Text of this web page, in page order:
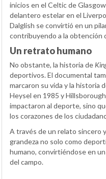
inicios en el Celtic de
delantero estelar en el
Dalglish se convirtió en un
contribuyendo a la obtención
Un retrato humano
No obstante, la historia de
deportivos. El documental
marcaron su vida y la historia
Heysel en 1985 y
impactaron al deporte, sino
los corazones de los
A través de un relato sincero
grandeza no solo como
humano, convirtiéndose en
del campo.